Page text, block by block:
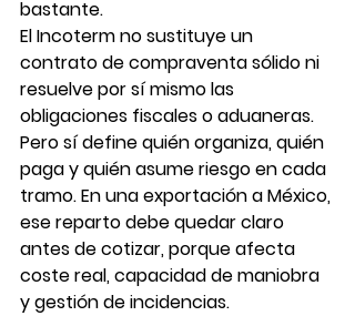
bastante.
El Incoterm no sustituye un
contrato de compraventa sólido ni
resuelve por sí mismo las
obligaciones fiscales o aduaneras.
Pero sí define quién organiza, quién
paga y quién asume riesgo en cada
tramo. En una exportación a México,
ese reparto debe quedar claro
antes de cotizar, porque afecta
coste real, capacidad de maniobra
y gestión de incidencias.